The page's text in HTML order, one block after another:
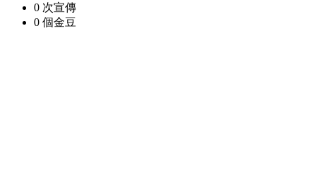
0 次宣傳
0 個金豆